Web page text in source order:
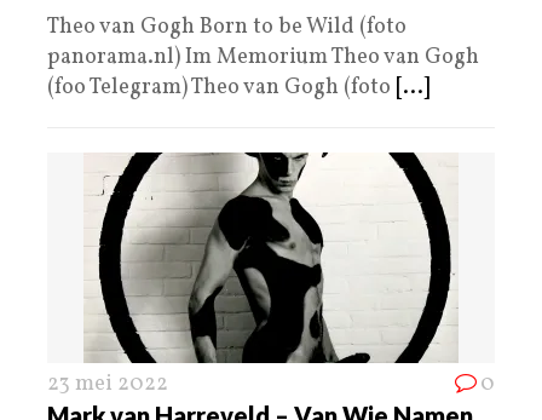
Theo van Gogh Born to be Wild (foto
panorama.nl) Im Memorium Theo van Gogh
(foo Telegram) Theo van Gogh (foto [...]
23 mei 2022 0